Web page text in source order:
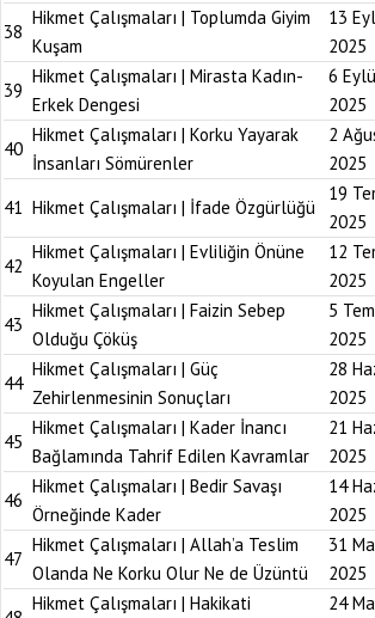
38
Hikmet Çalışmaları | Toplumda Giyim
Kuşam
13
2025
39
Hikmet Çalışmaları | Mirasta Kadın-
Erkek Dengesi
6
2025
40
Hikmet Çalışmaları | Korku Yayarak
İnsanları Sömürenler
2
2025
41 Hikmet Çalışmaları | İfade Özgürlüğü
19
2025
42
Hikmet Çalışmaları | Evliliğin Önüne
Koyulan Engeller
12
2025
43
Hikmet Çalışmaları | Faizin Sebep
Olduğu Çöküş
5
2025
44
Hikmet Çalışmaları | Güç
Zehirlenmesinin Sonuçları
28
2025
45
Hikmet Çalışmaları | Kader İnancı
Bağlamında Tahrif Edilen Kavramlar
21
2025
46
Hikmet Çalışmaları | Bedir Savaşı
Örneğinde Kader
14
2025
47
Hikmet Çalışmaları | Allah’a Teslim
Olanda Ne Korku Olur Ne de Üzüntü
31
2025
Hikmet Çalışmaları | Hakikati 24